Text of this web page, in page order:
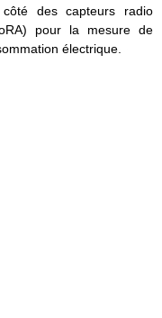
des capteurs radio
pour la mesure de
électrique.